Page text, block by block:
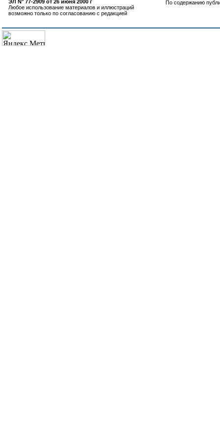
ЭЛ N° 77-2909 от 26 июня 2000 г
Любое использование материалов и иллюстраций
возможно только по согласованию с редакцией
По содержанию